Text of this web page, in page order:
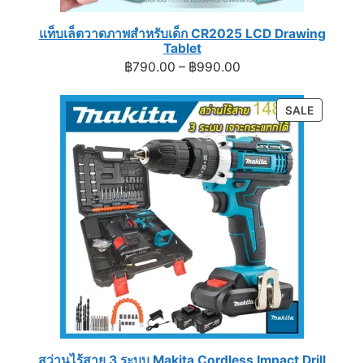
แท็บเล็ตวาดภาพสำหรับเด็ก CR2025 LCD Drawing
Tablet
฿790.00 – ฿990.00Price
฿790.00
through
฿990.00
SALE
ON